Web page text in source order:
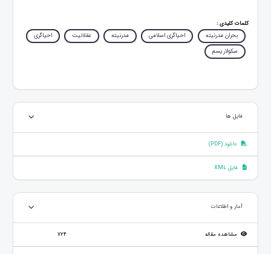
کلمات کلیدی :
بحران مدرنیته احیاگری اسلامی مدرنیته عقلانیت
احیاگری
سکولاریسم
فایل ها
دانلود (PDF)
فایل XML
آمار و اطلاعات
مشاهده مقاله 724